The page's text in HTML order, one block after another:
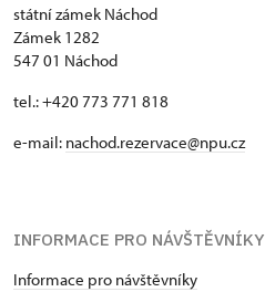
státní zámek Náchod
Zámek 1282
547 01 Náchod
tel.: +420 773 771 818
e-mail: nachod.rezervace@npu.cz
INFORMACE PRO NÁVŠTĚVNÍKY
Informace pro návštěvníky